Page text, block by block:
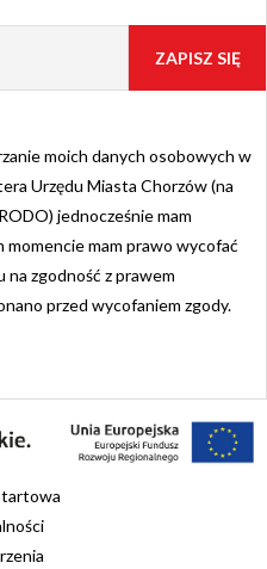
moich danych osobowych w
Urzędu Miasta Chorzów (na
jednocześnie mam
momencie mam prawo wycofać
na zgodność z prawem
przed wycofaniem zgody.